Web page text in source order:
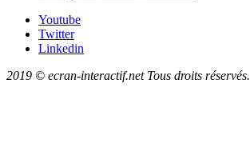
Youtube
Twitter
Linkedin
2019 © ecran-interactif.net Tous droits réservés.